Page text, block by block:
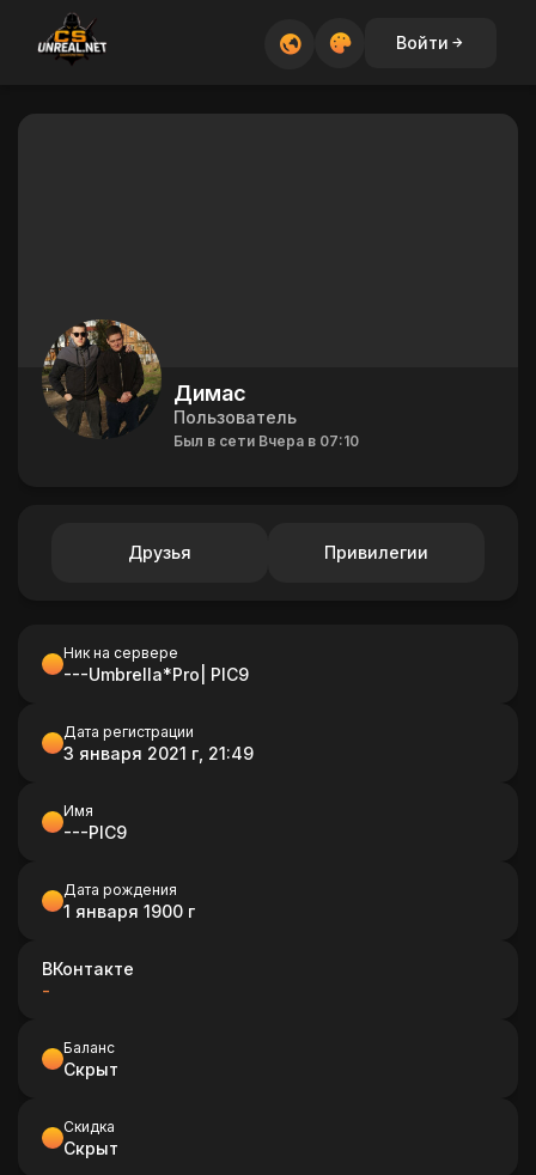
Войти
Димас
Пользователь
Был в сети Вчера в 07:10
Друзья Привилегии
Ник на сервере
---Umbrella*Pro| PIC9
Дата регистрации
3 января 2021 г, 21:49
Имя
---PIC9
Дата рождения
1 января 1900 г
ВКонтакте
-
Баланс
Скрыт
Скидка
Скрыт